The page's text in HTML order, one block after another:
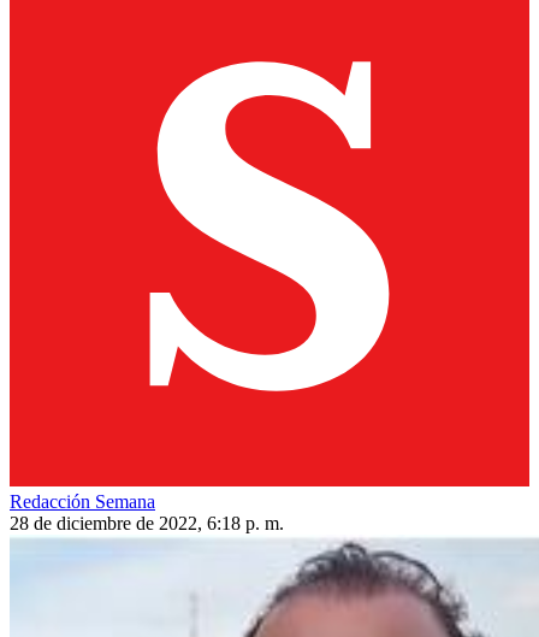
Redacción Semana
28 de diciembre de 2022, 6:18 p. m.